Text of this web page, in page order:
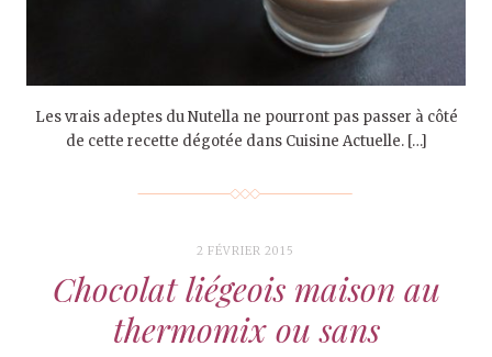
Les vrais adeptes du Nutella ne pourront pas passer à côté
de cette recette dégotée dans Cuisine Actuelle. […]
2 FÉVRIER 2015
Chocolat liégeois maison au
thermomix ou sans